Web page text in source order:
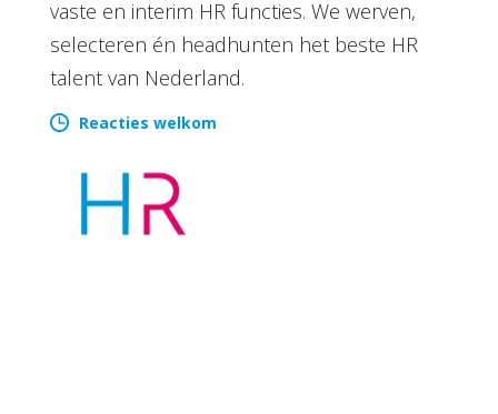
vaste en interim HR functies. We werven,
selecteren én headhunten het beste HR
talent van Nederland.
Reacties welkom